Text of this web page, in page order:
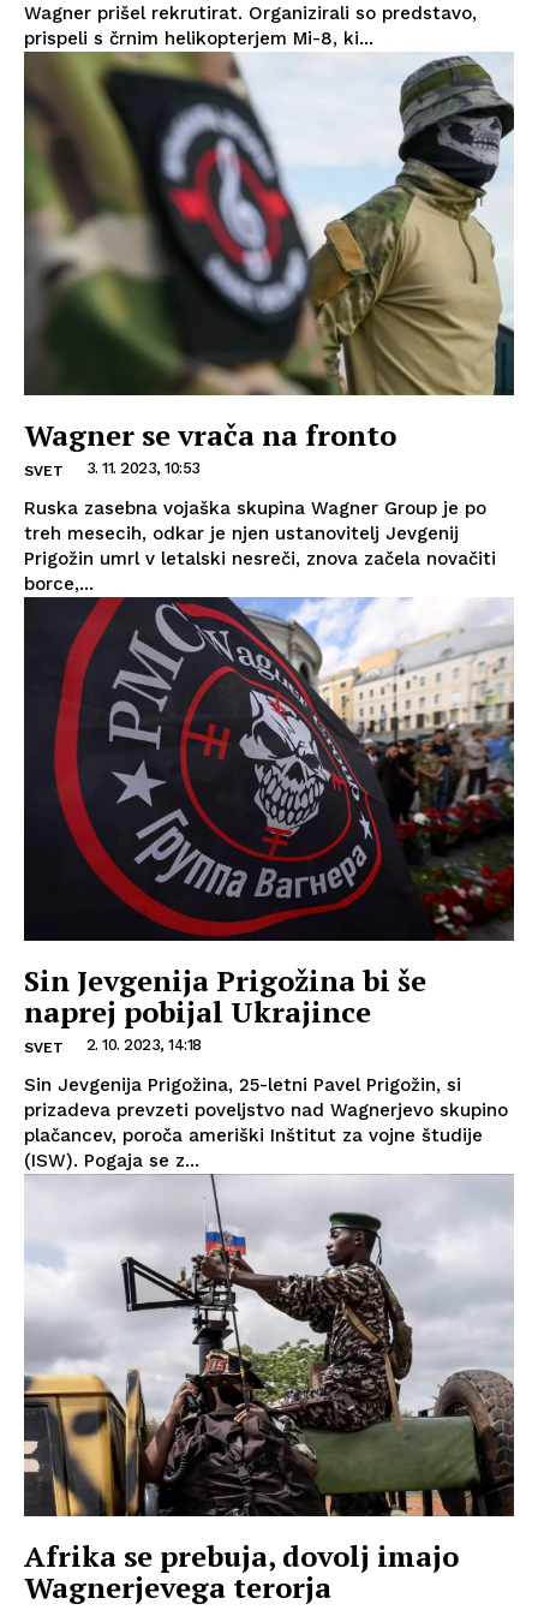
Wagner prišel rekrutirat. Organizirali so predstavo,
prispeli s črnim helikopterjem Mi-8, ki...
Wagner se vrača na fronto
SVET 3. 11. 2023, 10:53
Ruska zasebna vojaška skupina Wagner Group je po
treh mesecih, odkar je njen ustanovitelj Jevgenij
Prigožin umrl v letalski nesreči, znova začela novačiti
borce,...
Sin Jevgenija Prigožina bi še
naprej pobijal Ukrajince
SVET 2. 10. 2023, 14:18
Sin Jevgenija Prigožina, 25-letni Pavel Prigožin, si
prizadeva prevzeti poveljstvo nad Wagnerjevo skupino
plačancev, poroča ameriški Inštitut za vojne študije
(ISW). Pogaja se z...
Afrika se prebuja, dovolj imajo
Wagnerjevega terorja